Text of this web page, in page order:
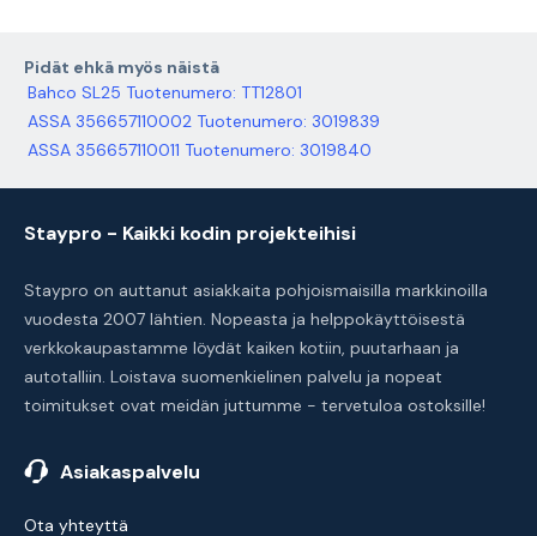
Pidät ehkä myös näistä
Bahco SL25 Tuotenumero: TT12801
ASSA 356657110002 Tuotenumero: 3019839
ASSA 356657110011 Tuotenumero: 3019840
Staypro - Kaikki kodin projekteihisi
Staypro on auttanut asiakkaita pohjoismaisilla markkinoilla
vuodesta 2007 lähtien. Nopeasta ja helppokäyttöisestä
verkkokaupastamme löydät kaiken kotiin, puutarhaan ja
autotalliin. Loistava suomenkielinen palvelu ja nopeat
toimitukset ovat meidän juttumme - tervetuloa ostoksille!
Asiakaspalvelu
Ota yhteyttä